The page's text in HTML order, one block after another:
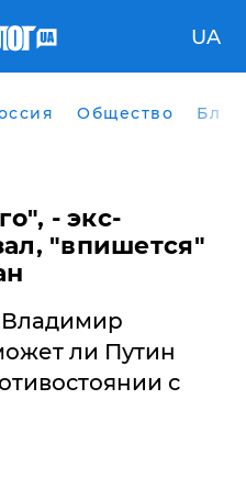
UA
Общество
- экс-
"впишется"
ли Путин
с